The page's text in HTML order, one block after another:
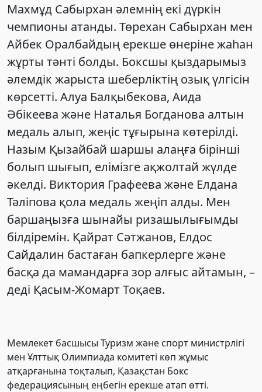
Махмұд Сабырхан әлемнің екі дүркін
чемпионы атанды. Төрехан Сабырхан мен
Айбек Оралбайдың ерекше өнеріне жаһан
жұрты тәнті болды. Боксшы қыздарымыз
әлемдік жарыста шеберліктің озық үлгісін
көрсетті. Алуа Балқыбекова, Аида
Әбікеева және Наталья Богданова алтын
медаль алып, жеңіс тұғырына көтерілді.
Назым Қызайбай шаршы алаңға бірінші
болып шығып, елімізге ақжолтай жүлде
әкелді. Виктория Графеева және Елдана
Тәліпова қола медаль жеңіп алды. Мен
баршаңызға шынайы ризашылығымды
білдіремін. Қайрат Сәтжанов, Елдос
Сайдалин бастаған бапкерлерге және
басқа да мамандарға зор алғыс айтамын, –
деді Қасым-Жомарт Тоқаев.
Мемлекет басшысы Туризм және спорт министрлігі
мен Ұлттық Олимпиада комитеті көп жұмыс
атқарғанына тоқталып, Қазақстан Бокс
федерациясының еңбегін ерекше атап өтті.